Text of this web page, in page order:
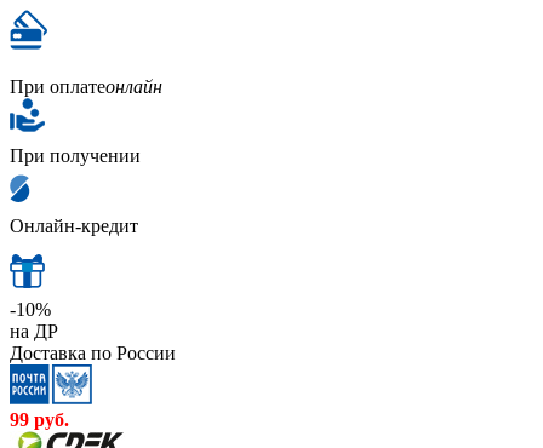
При оплатеонлайн
При получении
Онлайн-кредит
-10%
на ДР
Доставка по России
99 руб.